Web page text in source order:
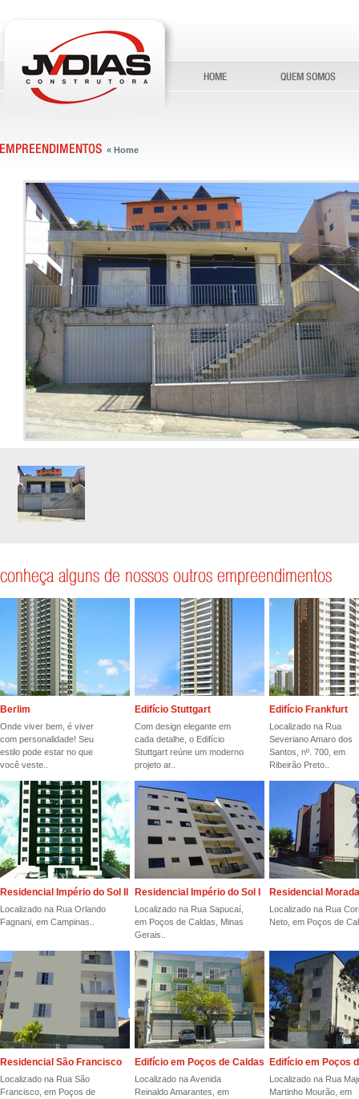
« Home
Berlim
Onde viver bem, é viver
com personalidade! Seu
estilo pode estar no que
você veste..
Edifício Stuttgart
Com design elegante em
cada detalhe, o Edifício
Stuttgart reúne um moderno
projeto ar..
Edifício Frankfurt
Localizado na Rua
Severiano Amaro dos
Santos, nº. 700, em
Ribeirão Preto..
Residencial Império do Sol II
Localizado na Rua Orlando
Fagnani, em Campinas..
Residencial Império do Sol I
Localizado na Rua Sapucaí,
em Poços de Caldas, Minas
Gerais..
Residencial
Localizado na Rua
Neto, em Poços de
Residencial São Francisco
Localizado na Rua São
Francisco, em Poços de
Edifício em Poços de Caldas
Localizado na Avenida
Reinaldo Amarantes, em
Edifício em Poços
Localizado na Rua
Martinho Mourão, em